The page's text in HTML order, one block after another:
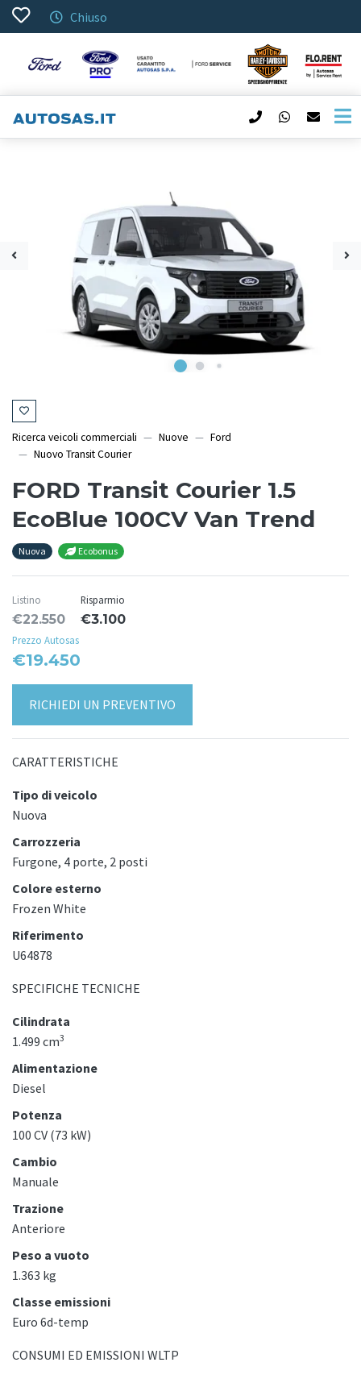
Chiuso
Ricerca veicoli commerciali Nuove
Ford
Nuovo Transit Courier
FORD Transit Courier 1.5
EcoBlue 100CV Van Trend
Nuova Ecobonus
Listino
€22.550
Risparmio
€3.100
Prezzo Autosas
€19.450
RICHIEDI UN PREVENTIVO
CARATTERISTICHE
Tipo di veicolo
Nuova
Carrozzeria
Furgone, 4 porte, 2 posti
Colore esterno
Frozen White
Riferimento
U64878
SPECIFICHE TECNICHE
Cilindrata
1.499 cm3
Alimentazione
Diesel
Potenza
100 CV (73 kW)
Cambio
Manuale
Trazione
Anteriore
Peso a vuoto
1.363 kg
Classe emissioni
Euro 6d-temp
CONSUMI ED EMISSIONI WLTP